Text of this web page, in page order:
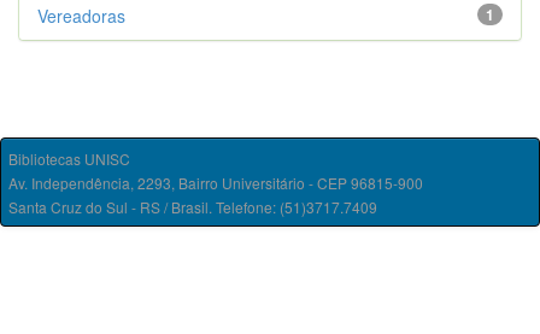
1
Vereadoras
Bibliotecas UNISC
Av. Independência, 2293, Bairro Universitário - CEP 96815-900
Santa Cruz do Sul - RS / Brasil. Telefone: (51)3717.7409